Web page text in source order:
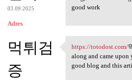
03.09.2025
Adres
good work
먹튀검
증
https://
https://totodost.com/
along and came upon
good blog and this